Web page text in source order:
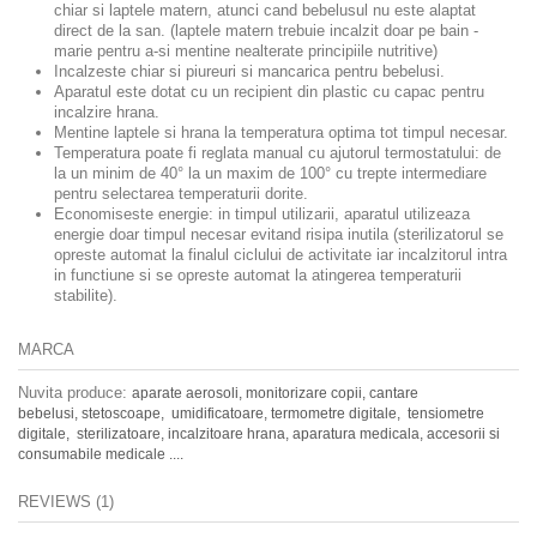
chiar si laptele matern, atunci cand bebelusul nu este alaptat
direct de la san. (laptele matern trebuie incalzit doar pe bain -
marie pentru a-si mentine nealterate principiile nutritive)
Incalzeste chiar si piureuri si mancarica pentru bebelusi.
Aparatul este dotat cu un recipient din plastic cu capac pentru
incalzire hrana.
Mentine laptele si hrana la temperatura optima tot timpul necesar.
Temperatura poate fi reglata manual cu ajutorul termostatului: de
la un minim de 40° la un maxim de 100° cu trepte intermediare
pentru selectarea temperaturii dorite.
Economiseste energie: in timpul utilizarii, aparatul utilizeaza
energie doar timpul necesar evitand risipa inutila (sterilizatorul se
opreste automat la finalul ciclului de activitate iar incalzitorul intra
in functiune si se opreste automat la atingerea temperaturii
stabilite).
MARCA
Nuvita produce: aparate aerosoli, monitorizare copii, cantare
bebelusi, stetoscoape, umidificatoare, termometre digitale, tensiometre
digitale, sterilizatoare, incalzitoare hrana, aparatura medicala, accesorii si
consumabile medicale ....
REVIEWS (1)